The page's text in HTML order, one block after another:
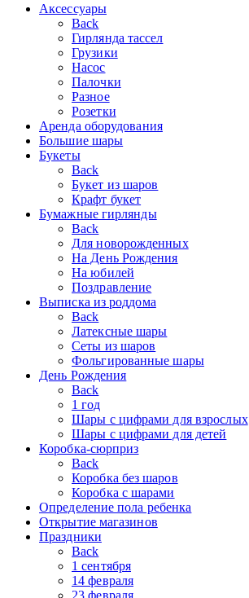
Аксессуары
Back
Гирлянда тассел
Грузики
Насос
Палочки
Разное
Розетки
Аренда оборудования
Большие шары
Букеты
Back
Букет из шаров
Крафт букет
Бумажные гирлянды
Back
Для новорожденных
На День Рождения
На юбилей
Поздравление
Выписка из роддома
Back
Латексные шары
Сеты из шаров
Фольгированные шары
День Рождения
Back
1 год
Шары с цифрами для взрослых
Шары с цифрами для детей
Коробка-сюрприз
Back
Коробка без шаров
Коробка с шарами
Определение пола ребенка
Открытие магазинов
Праздники
Back
1 сентября
14 февраля
23 февраля